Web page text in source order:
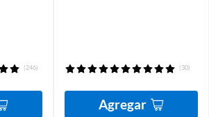
(246) (30)
Agregar